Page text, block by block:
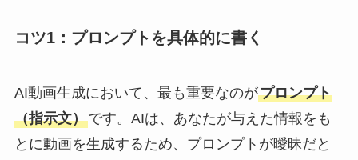
コツ1：プロンプトを具体的に書く
AI動画生成において、最も重要なのがプロンプト
（指示文）です。AIは、あなたが与えた情報をも
とに動画を生成するため、プロンプトが曖昧だと